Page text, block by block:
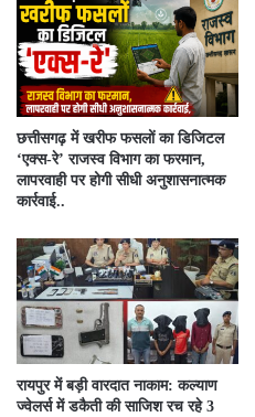
​छत्तीसगढ़ में खरीफ फसलों का डिजिटल
‘एक्स-रे’ राजस्व विभाग का फरमान,
लापरवाही पर होगी सीधी अनुशासनात्मक
कार्रवाई..
रायपुर में बड़ी वारदात नाकाम: कल्याण
ज्वेलर्स में डकैती की साजिश रच रहे 3